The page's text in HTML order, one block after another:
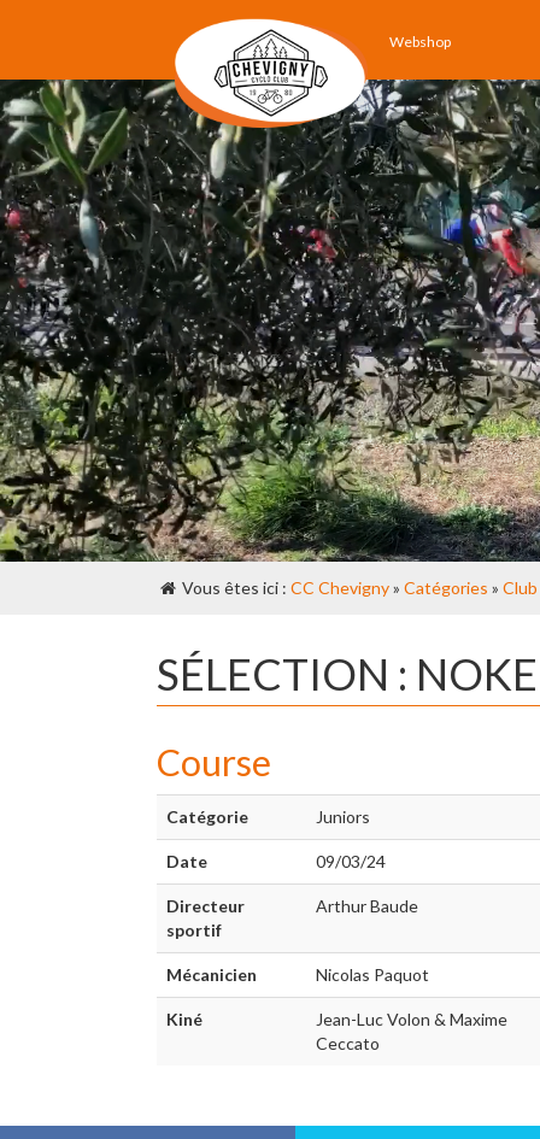
Webshop
Vous êtes ici : CC Chevigny» Catégories » Club
SÉLECTION :
Course
Catégorie Juniors
Date 09/03/24
Directeur
sportif
Arthur Baude
Mécanicien Nicolas Paquot
Kiné
Jean-Luc Volon & Maxime
Ceccato